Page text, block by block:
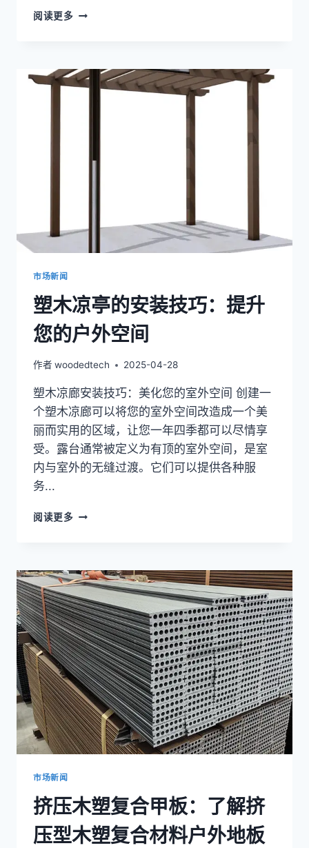
阅读更多
木
塑
经
户
外
花
园
结
市场新闻
塑木凉亭的安装技巧：提升
您的户外空间
作者 woodedtech 2025-04-28
塑木凉廊安装技巧：美化您的室外空间 创建一
个塑木凉廊可以将您的室外空间改造成一个美
丽而实用的区域，让您一年四季都可以尽情享
受。露台通常被定义为有顶的室外空间，是室
内与室外的无缝过渡。它们可以提供各种服
务...
阅读更多 塑
的
安
装
技
巧：
提
升
您
的
户
外
空
间
市场新闻
挤压木塑复合甲板：了解挤
压型木塑复合材料户外地板